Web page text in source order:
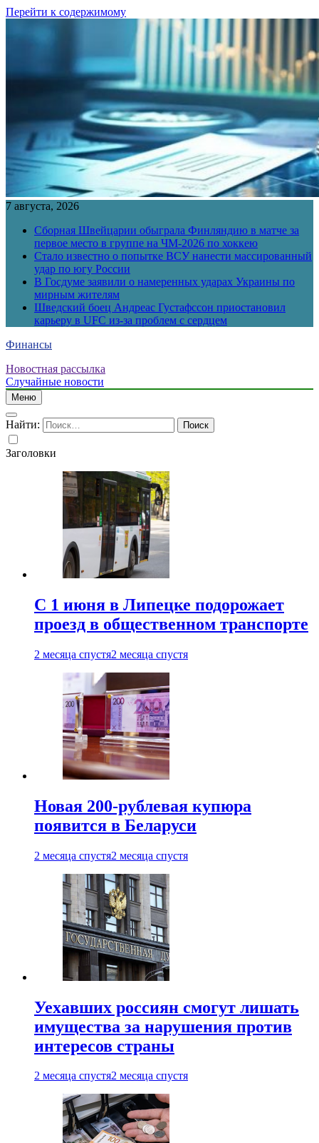
Перейти к содержимому
7 августа, 2026
Сборная Швейцарии обыграла Финляндию в матче за
первое место в группе на ЧМ-2026 по хоккею
Стало известно о попытке ВСУ нанести массированный
удар по югу России
В Госдуме заявили о намеренных ударах Украины по
мирным жителям
Шведский боец Андреас Густафссон приостановил
карьеру в UFC из-за проблем с сердцем
Финансы
Новостная рассылка
Случайные новости
Меню
Найти:
Заголовки
С 1 июня в Липецке подорожает
проезд в общественном транспорте
2 месяца спустя2 месяца спустя
Новая 200-рублевая купюра
появится в Беларуси
2 месяца спустя2 месяца спустя
Уехавших россиян смогут лишать
имущества за нарушения против
интересов страны
2 месяца спустя2 месяца спустя